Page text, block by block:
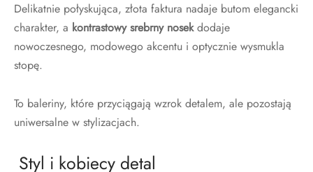
Delikatnie połyskująca, złota faktura nadaje butom elegancki
charakter, a kontrastowy srebrny nosekdodaje
nowoczesnego, modowego akcentu i optycznie wysmukla
stopę.
To baleriny, które przyciągają wzrok detalem, ale pozostają
uniwersalne w stylizacjach.
Styl i kobiecy detal